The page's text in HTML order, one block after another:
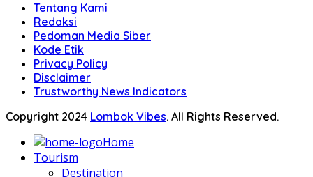
Tentang Kami
Redaksi
Pedoman Media Siber
Kode Etik
Privacy Policy
Disclaimer
Trustworthy News Indicators
Copyright 2024 Lombok Vibes. All Rights Reserved.
Home
Tourism
Destination